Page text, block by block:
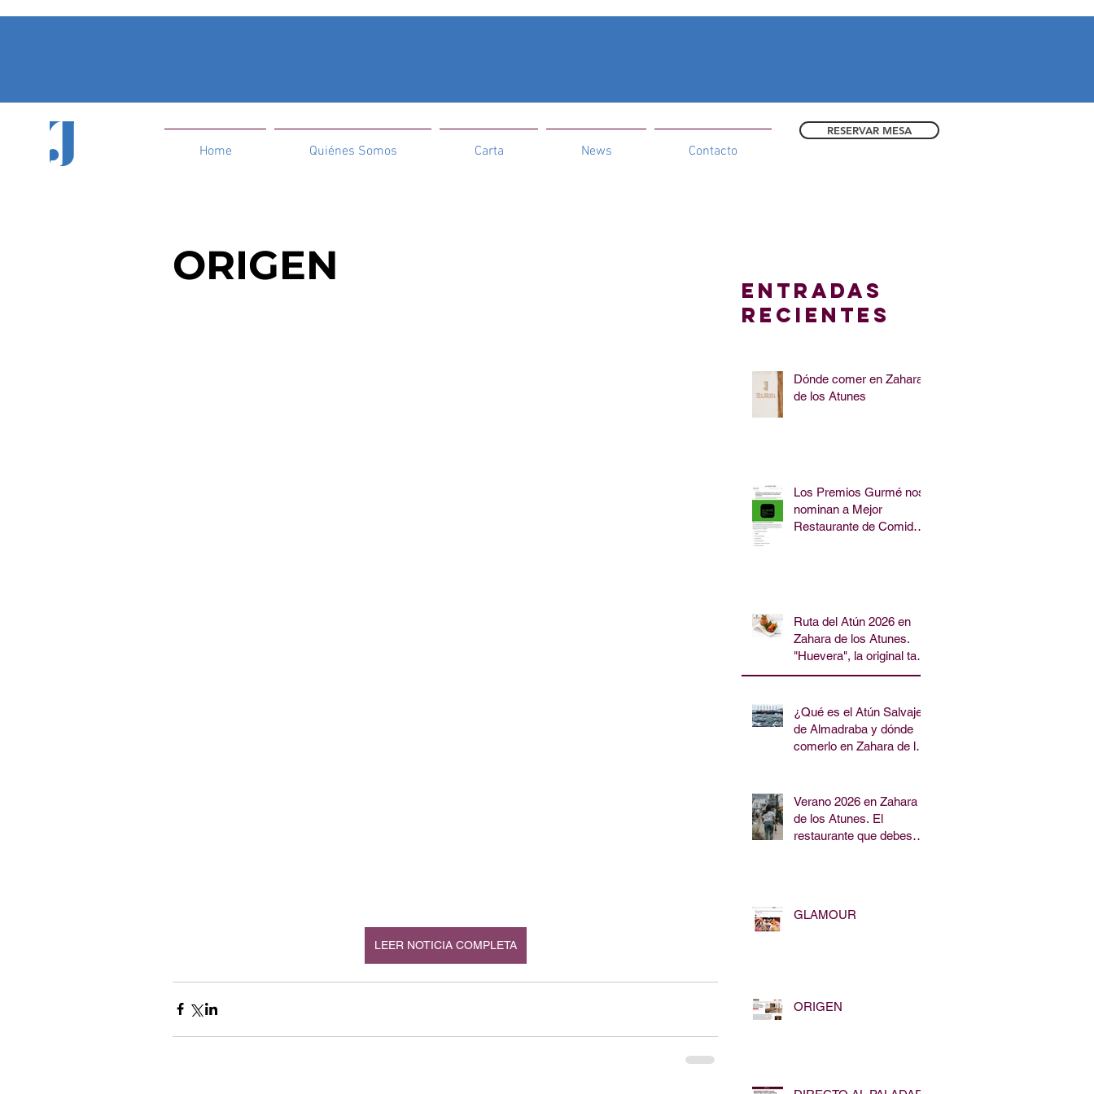
Home Quiénes Somos Carta News Contacto
RESERVAR MESA
ORIGEN
LEER NOTICIA COMPLETA
Entradas
recientes
Dónde comer en Zahara
de los Atunes
Los Premios Gurmé nos
nominan a Mejor
Restaurante de Comida
Ruta del Atún 2026 en
Zahara de los Atunes.
"Huevera", la original tapa
del Restaurante Tía
¿Qué es el Atún Salvaje
de Almadraba y dónde
comerlo en Zahara de los
Verano 2026 en Zahara
de los Atunes. El
restaurante que debes
GLAMOUR
ORIGEN